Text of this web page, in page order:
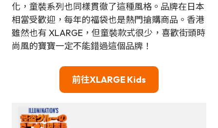
化，童裝系列也同樣貫徹了這種風格。品牌在日本
相當受歡迎，每年的福袋也是熱門搶購商品。香港
雖然也有 XLARGE，但童裝款式很少，喜歡街頭時
尚風的寶寶一定不能錯過這個品牌！
前往XLARGE Kids